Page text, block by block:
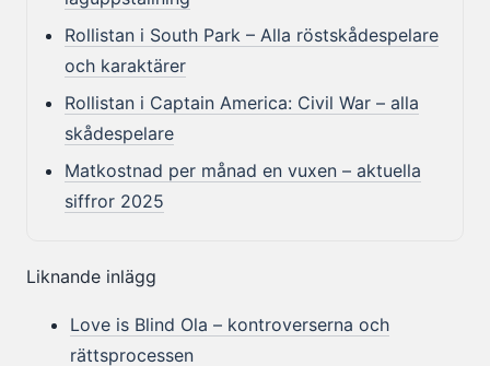
Rollistan i South Park – Alla röstskådespelare
och karaktärer
Rollistan i Captain America: Civil War – alla
skådespelare
Matkostnad per månad en vuxen – aktuella
siffror 2025
Liknande inlägg
Love is Blind Ola – kontroverserna och
rättsprocessen